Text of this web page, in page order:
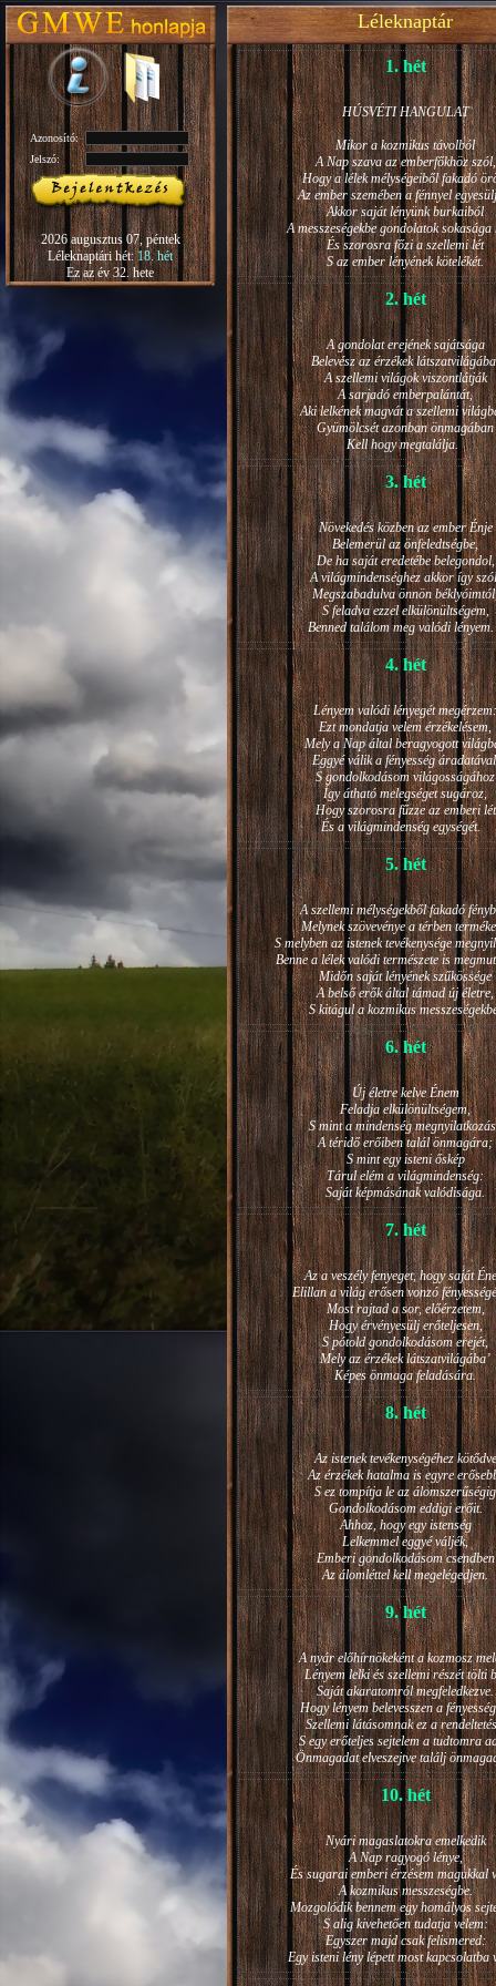
Azonosító:
Jelszó:
2026 augusztus 07, péntek
Léleknaptári hét:18. hét
Ez az év 32. hete
Léleknaptár
1. hét
HÚSVÉTI HANGULAT
Mikor a kozmikus távolból
A Nap szava az emberfőkhöz szól,
Hogy a lélek mélységeiből fakadó
Az ember szemében a fénnyel
Akkor saját lényünk burkaiból
A messzeségekbe gondolatok sokasága
És szorosra főzi a szellemi lét
S az ember lényének kötelékét.
2. hét
A gondolat erejének sajátsága
Belevész az érzékek
A szellemi világok viszontlátják
A sarjadó emberpalántát,
Aki lelkének magvát a szellemi
Gyümölcsét azonban önmagában
Kell hogy megtalálja.
3. hét
Növekedés közben az ember Énje
Belemerül az önfeledtségbe,
De ha saját eredetébe belegondol,
A világmindenséghez akkor így
Megszabadulva önnön
S feladva ezzel elkülönültségem,
Benned találom meg valódi
4. hét
Lényem valódi lényegét megérzem:
Ezt mondatja velem érzékelésem,
Mely a Nap által beragyogott
Eggyé válik a fényesség
S gondolkodásom világosságához
Így átható melegséget sugároz,
Hogy szorosra fűzze az emberi lét
És a világmindenség egységét.
5. hét
A szellemi mélységekből fakadó
Melynek szövevénye a térben
S melyben az istenek tevékenysége
Benne a lélek valódi természete is
Midőn saját lényének szűkössége
A belső erők által támad új életre,
S kitágul a kozmikus
6. hét
Új életre kelve Énem
Feladja elkülönültségem,
S mint a mindenség
A téridő erőiben talál önmagára;
S mint egy isteni őskép
Tárul elém a világmindenség:
Saját képmásának valódisága.
7. hét
Az a veszély fenyeget, hogy saját
Elillan a világ erősen vonzó
Most rajtad a sor, előérzetem,
Hogy érvényesülj erőteljesen,
S pótold gondolkodásom erejét,
Mely az érzékek látszatvilágába’
Képes önmaga feladására.
8. hét
Az istenek tevékenységéhez kötődve
Az érzékek hatalma is egyre
S ez tompítja le az álomszerűségig
Gondolkodásom eddigi erőit.
Ahhoz, hogy egy istenség
Lelkemmel eggyé váljék,
Emberi gondolkodásom csendben
Az álomléttel kell megelégedjen.
9. hét
A nyár előhírnökeként a kozmosz
Lényem lelki és szellemi részét tölti
Saját akaratomról megfeledkezve.
Hogy lényem belevesszen a
Szellemi látásomnak ez a
S egy erőteljes sejtelem a tudtomra
Önmagadat elveszejtve találj
10. hét
Nyári magaslatokra emelkedik
A Nap ragyogó lénye,
És sugarai emberi érzésem magukkal
A kozmikus messzeségbe.
Mozgolódik bennem egy homályos
S alig kivehetően tudatja velem:
Egyszer majd csak felismered:
Egy isteni lény lépett most kapcsolatba